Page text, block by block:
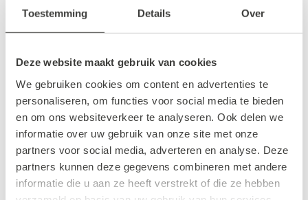
Toestemming Details Over
Deze website maakt gebruik van cookies
We gebruiken cookies om content en advertenties te
personaliseren, om functies voor social media te bieden
en om ons websiteverkeer te analyseren. Ook delen we
informatie over uw gebruik van onze site met onze
partners voor social media, adverteren en analyse. Deze
partners kunnen deze gegevens combineren met andere
informatie die u aan ze heeft verstrekt of die ze hebben
Winter Weken
Benieuwd wat er nog meer
te beleven is deze winter?
Bekijk het programma van
de Rotterdamse Warme
Winter Weken.
Bekijk